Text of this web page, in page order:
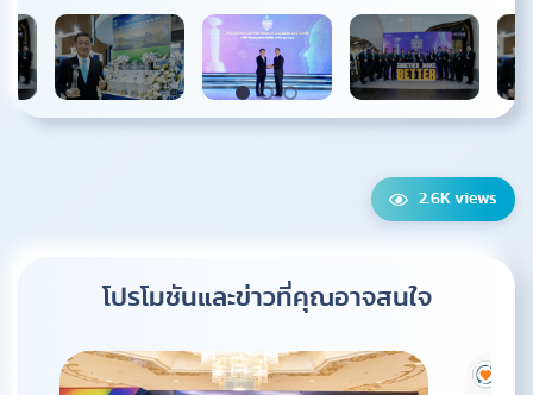
2.6K views
โปรโมชันและข่าวที่คุณอาจสนใจ